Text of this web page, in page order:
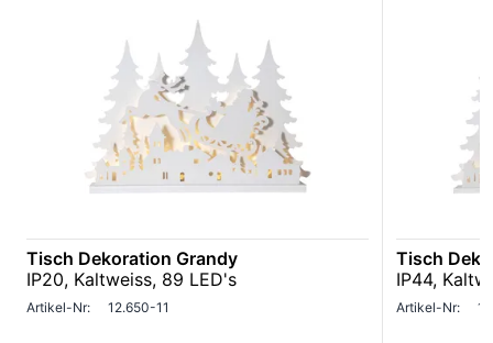
Tisch Dekoration Grandy
IP20, Kaltweiss, 89 LED's
Artikel-Nr: 12.650-11
Tisch
IP44,
Artikel-Nr: